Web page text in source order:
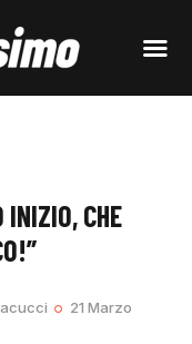
INIZIO, CHE
21 Marzo